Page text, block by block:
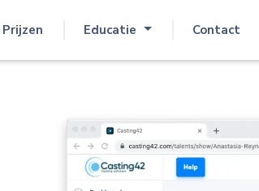
Prijzen Educatie Contact